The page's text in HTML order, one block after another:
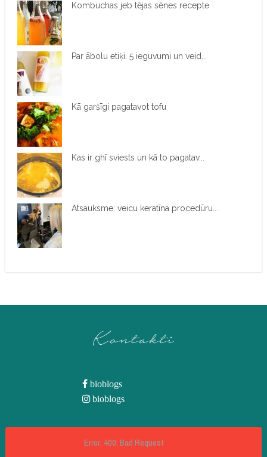
Kombuchas jeb tējas sēnes recepte
Par ābolu etiķi. 5 ieguvumi un veid...
Kā garšīgi pagatavot tofu
Kas ir ghī sviests un kā to pagatav...
Atsauksme: veicu keratīna procedūru...
Kontakti
bioblogs
bioblogs
Error: 400: Bad Request